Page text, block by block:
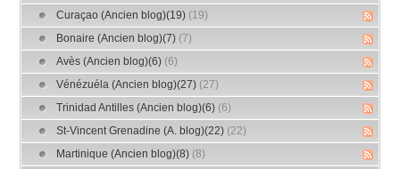
Curaçao (Ancien blog)(19) (19)
Bonaire (Ancien blog)(7) (7)
Avès (Ancien blog)(6) (6)
Vénézuéla (Ancien blog)(27) (27)
Trinidad Antilles (Ancien blog)(6) (6)
St-Vincent Grenadine (A. blog)(22) (22)
Martinique (Ancien blog)(8) (8)